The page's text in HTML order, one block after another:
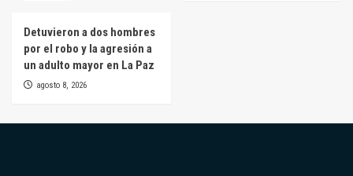
Detuvieron a dos hombres
por el robo y la agresión a
un adulto mayor en La Paz
agosto 8, 2026